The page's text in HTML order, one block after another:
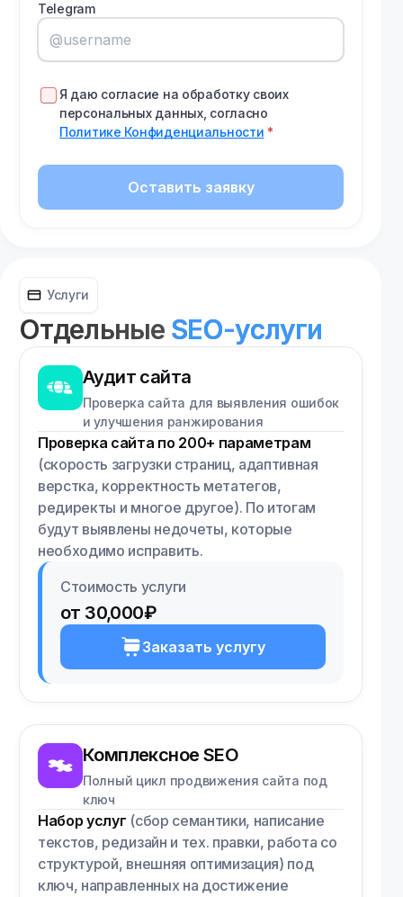
Telegram
Я даю согласие на обработку своих
персональных данных, согласно
Политике Конфиденциальности
Оставить заявку
Услуги
Отдельные SEO-услуги
Аудит сайта
Проверка сайта для выявления ошибок
и улучшения ранжирования
Проверка сайта по 200+ параметрам
(скорость загрузки страниц, адаптивная
верстка, корректность метатегов,
редиректы и многое другое). По итогам
будут выявлены недочеты, которые
необходимо исправить.
Стоимость услуги
от 30,000₽
Заказать услугу
Комплексное SEO
Полный цикл продвижения сайта под
ключ
Набор услуг (сбор семантики, написание
текстов, редизайн и тех. правки, работа со
структурой, внешняя оптимизация) под
ключ, направленных на достижение